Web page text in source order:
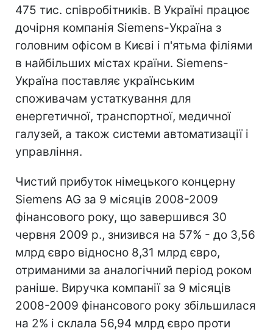
475 тис. співробітників. В Україні працює
дочірня компанія Siemens-Україна з
головним офісом в Києві і п'ятьма філіями
в найбільших містах країни. Siemens-
Україна поставляє українським
споживачам устаткування для
енергетичної, транспортної, медичної
галузей, а також системи автоматизації і
управління.
Чистий прибуток німецького концерну
Siemens AG за 9 місяців 2008-2009
фінансового року, що завершився 30
червня 2009 р., знизився на 57% - до 3,56
млрд євро відносно 8,31 млрд євро,
отриманими за аналогічний період роком
раніше. Виручка компанії за 9 місяців
2008-2009 фінансового року збільшилася
на 2% і склала 56,94 млрд євро проти